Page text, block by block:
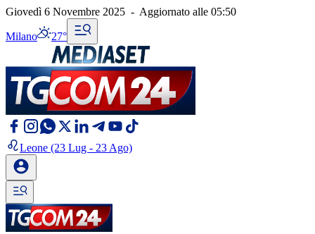
Giovedì 6 Novembre 2025 - Aggiornato alle 05:50
Milano 27°
Leone (23 Lug - 23 Ago)